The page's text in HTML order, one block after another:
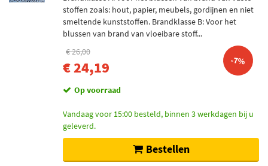
stoffen zoals: hout, papier, meubels, gordijnen en niet
smeltende kunststoffen. Brandklasse B: Voor het
blussen van brand van vloeibare stoff...
€ 26,00
€ 24,19 -7%
Op voorraad
Vandaag voor 15:00 besteld, binnen 3 werkdagen bij u
geleverd.
Bestellen